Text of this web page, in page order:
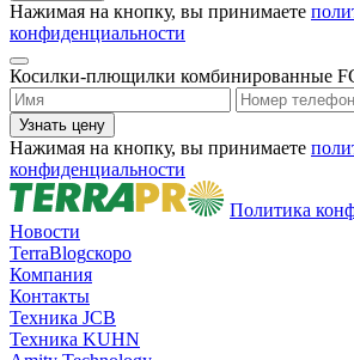
Нажимая на кнопку, вы принимаете
конфиденциальности
Косилки-плющилки комбинированные
Нажимая на кнопку, вы принимаете
конфиденциальности
Политика
Новости
TerraBlogскоро
Компания
Контакты
Техника JCB
Техника KUHN